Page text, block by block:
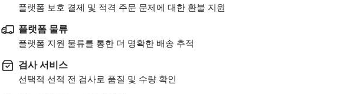
플랫폼 보호 결제 및 적격 주문 문제에 대한 환불 지원
플랫폼 물류
플랫폼 지원 물류를 통한 더 명확한 배송 추적
검사 서비스
선택적 선적 전 검사로 품질 및 수량 확인